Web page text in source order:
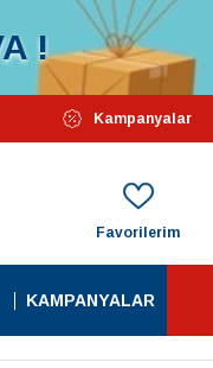
!
Başlamıştır...
Kampanyalar
Favorilerim
KAMPANYALAR